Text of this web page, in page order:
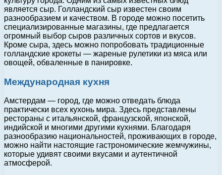
является сыр. Голландский сыр известен своим
разнообразием и качеством. В городе можно посетить
специализированные магазины, где предлагается
огромный выбор сыров различных сортов и вкусов.
Кроме сыра, здесь можно попробовать традиционные
голландские крокеты — жареные рулетики из мяса или
овощей, обваленные в панировке.
Международная кухня
Амстердам — город, где можно отведать блюда
практически всех кухонь мира. Здесь представлены
рестораны с итальянской, французской, японской,
индийской и многими другими кухнями. Благодаря
разнообразию национальностей, проживающих в городе,
можно найти настоящие гастрономические жемчужины,
которые удивят своими вкусами и аутентичной
атмосферой.